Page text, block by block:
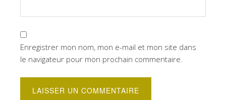
Enregistrer mon nom, mon e-mail et mon site dans
le navigateur pour mon prochain commentaire.